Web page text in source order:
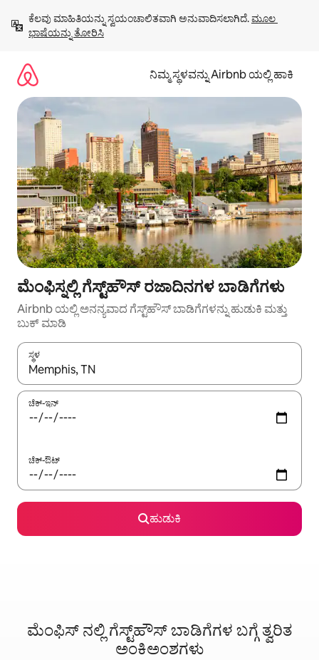
ಹೋಗಿ
ಕೆಲವು ಮಾಹಿತಿಯನ್ನು ಸ್ವಯಂಚಾಲಿತವಾಗಿ ಅನುವಾದಿಸಲಾಗಿದೆ. ಮೂಲ
ಭಾಷೆಯನ್ನು ತೋರಿಸಿ
ನಿಮ್ಮ ಸ್ಥಳವನ್ನು Airbnb ಯಲ್ಲಿ ಹಾಕಿ
ಮೆಂಫಿಸ್ನಲ್ಲಿ ಗೆಸ್ಟ್‌ಹೌಸ್ ರಜಾದಿನಗಳ ಬಾಡಿಗೆಗಳು
Airbnb ಯಲ್ಲಿ ಅನನ್ಯವಾದ ಗೆಸ್ಟ್‌ಹೌಸ್ ಬಾಡಿಗೆಗಳನ್ನು ಹುಡುಕಿ ಮತ್ತು
ಬುಕ್ ಮಾಡಿ
ಸ್ಥಳ
ಫಲಿತಾಂಶಗಳು ಲಭ್ಯವಿರುವಾಗ, ಅಪ್ ಮತ್ತು ಡೌನ್ ಬಾಣದ ಕೀಲಿಗಳೊಂದಿಗೆ
ಚೆಕ್-ಇನ್
ಚೆಕ್-ಔಟ್
ಹುಡುಕಿ
ಮೆಂಫಿಸ್ ನಲ್ಲಿ ಗೆಸ್ಟ್‌ಹೌಸ್‌ ಬಾಡಿಗೆಗಳ ಬಗ್ಗೆ ತ್ವರಿತ
ಅಂಕಿಅಂಶಗಳು